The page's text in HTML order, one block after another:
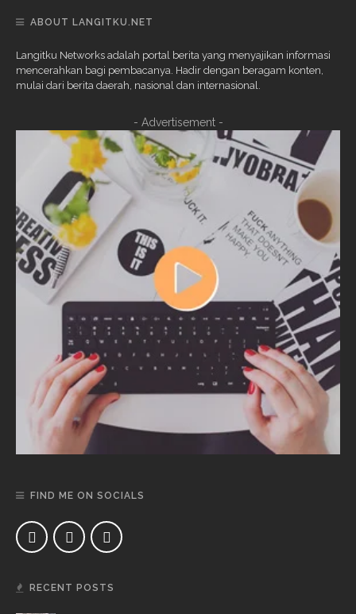
ABOUT LANGITKU.NET
Langitku Networks adalah portal berita yang menyajikan informasi
mencerahkan bagi pembacanya. Hadir dengan beragam konten,
mulai dari berita daerah, nasional dan internasional.
- Advertisement -
FIND ME ON SOCIALS
RECENT POSTS